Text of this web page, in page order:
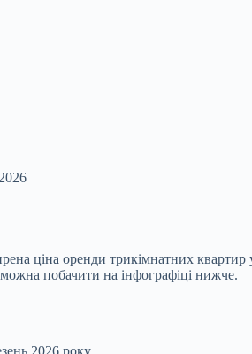
ціна оренди трикімнатних
побачити на інфографіці нижче.
2026 року